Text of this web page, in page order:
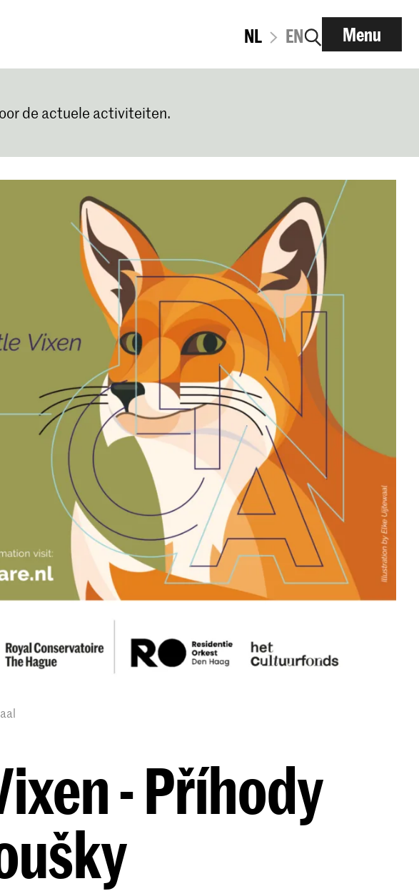
NL EN Menu
de actuele activiteiten.
- Příhody